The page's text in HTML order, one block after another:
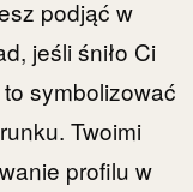
podjąć w
jeśli śniło Ci
symbolizować
Twoimi
profilu w